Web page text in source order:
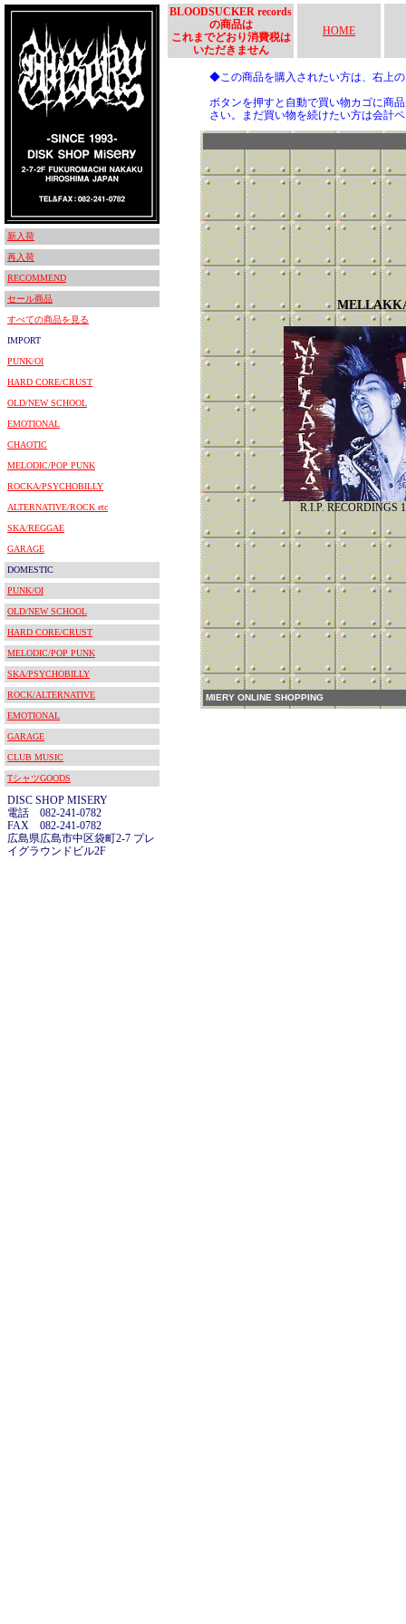
新入荷
再入荷
RECOMMEND
セール商品
すべての商品を見る
IMPORT
PUNK/OI
HARD CORE/CRUST
OLD/NEW SCHOOL
EMOTIONAL
CHAOTIC
MELODIC/POP PUNK
ROCKA/PSYCHOBILLY
ALTERNATIVE/ROCK etc
SKA/REGGAE
GARAGE
DOMESTIC
PUNK/OI
OLD/NEW SCHOOL
HARD CORE/CRUST
MELODIC/POP PUNK
SKA/PSYCHOBILLY
ROCK/ALTERNATIVE
EMOTIONAL
GARAGE
CLUB MUSIC
TシャツGOODS
DISC SHOP MISERY
電話 082-241-0782
FAX 082-241-0782
広島県広島市中区袋町2-7 プレ
イグラウンドビル2F
BLOODSUCKER records
の商品は
これまでどおり消費税は
いただきません
HOME
◆この商品を購入されたい方は、右上
ボタンを押すと自動で買い物カゴに商
さい。まだ買い物を続けたい方は会計
R.I.P. RECORDINGS
MIERY ONLINE SHOPPING